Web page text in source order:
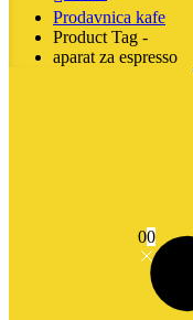
0
0
Prodavnica kafe
Product Tag -
aparat za espresso